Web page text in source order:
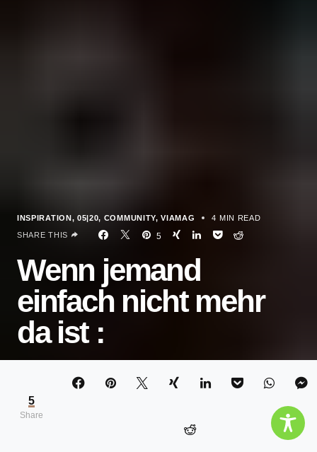
INSPIRATION 05|20 COMMUNITY VIAMAG 4 MIN READ
5
SHARE THIS
Wenn jemand
einfach nicht mehr
da ist :
ELISABETH MANDL
5
Share